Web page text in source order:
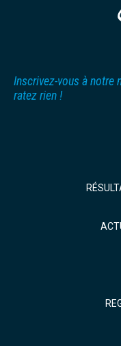
Inscrivez-vous à notre
ratez rien !